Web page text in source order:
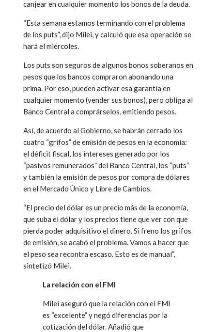
canjear en cualquier momento los bonos de la deuda.
“Esta semana estamos terminando con el problema
de los puts”, dijo Milei, y calculó que esa operación se
hará el miércoles.
Los puts son seguros de algunos bonos soberanos en
pesos que los bancos compraron abonando una
prima. Por eso, pueden activar esa garantía en
cualquier momento (vender sus bonos), pero obliga al
Banco Central a comprárselos, emitiendo pesos.
Así, de acuerdo al Gobierno, se habrán cerrado los
cuatro “grifos” de emisión de pesos en la economía:
el déficit fiscal, los intereses generado por los
“pasivos remunerados” del Banco Central, los “puts”
y también la emisión de pesos por compra de dólares
en el Mercado Único y Libre de Cambios.
“El precio del dólar es un precio más de la economía,
que suba el dólar y los precios tiene que ver con que
pierda poder adquisitivo el dinero. Si freno los grifos
de emisión, se acabó el problema. Vamos a hacer que
el peso sea recontra escaso. Esto es de manual”,
sintetizó Milei.
La relación con el FMI
Milei aseguró que la relación con el FMI
es “excelente” y negó diferencias por la
cotización del dólar. Añadió que